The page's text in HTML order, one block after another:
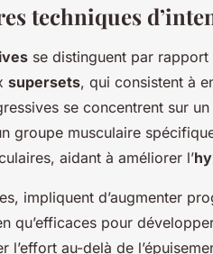
techniques
se distinguent par rapport
supersets, qui consistent à
se concentrent sur
groupe musculaire
aidant à améliorer l’
impliquent d’augmenter
qu’efficaces pour
au-delà de